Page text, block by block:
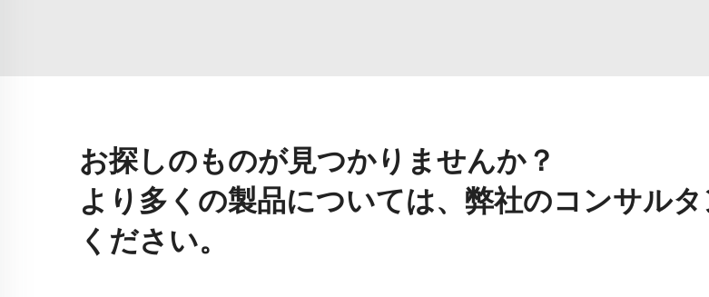
お探しのものが見つかりませんか？
より多くの製品については、弊社のコンサル
ください。